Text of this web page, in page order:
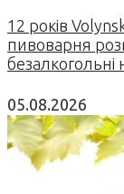
12 років
пивоварня
безалкогольні
05.08.2026